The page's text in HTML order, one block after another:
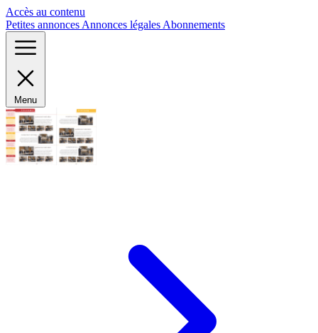
Accès au contenu
Petites annonces Annonces légales Abonnements
Menu
Panneau de gestion des cookies